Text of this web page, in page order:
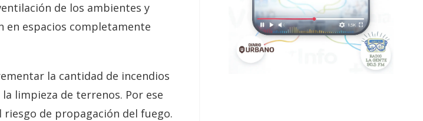
de los ambientes y
en espacios completamente
la cantidad de incendios
limpieza de terrenos. Por ese
riesgo de propagación del fuego.